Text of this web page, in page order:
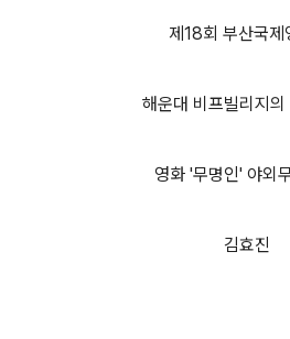
제18회 부산국제
해운대 비프빌리지의
영화 '무명인' 야외
김효진